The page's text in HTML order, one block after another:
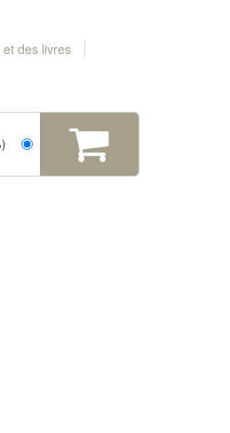
et des livres